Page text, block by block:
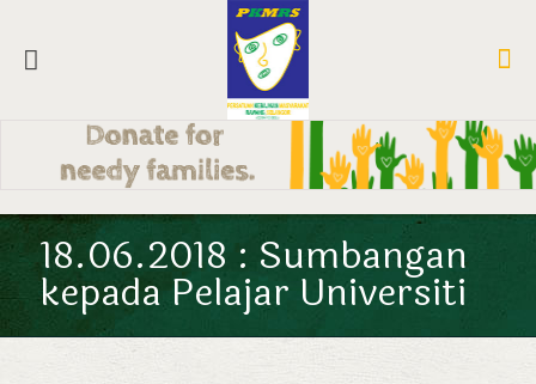
18.06.2018 : Sumbangan
kepada Pelajar Universiti